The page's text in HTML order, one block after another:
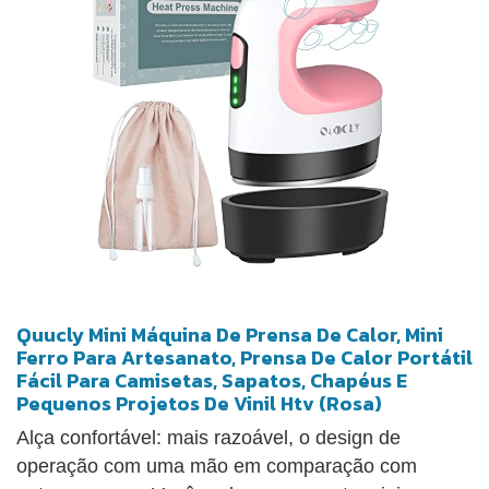
Quucly Mini Máquina De Prensa De Calor, Mini
Ferro Para Artesanato, Prensa De Calor Portátil
Fácil Para Camisetas, Sapatos, Chapéus E
Pequenos Projetos De Vinil Htv (Rosa)
Alça confortável: mais razoável, o design de
operação com uma mão em comparação com